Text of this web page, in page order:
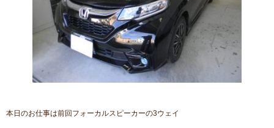
本日のお仕事は前回フォーカルスピーカーの3ウェイ